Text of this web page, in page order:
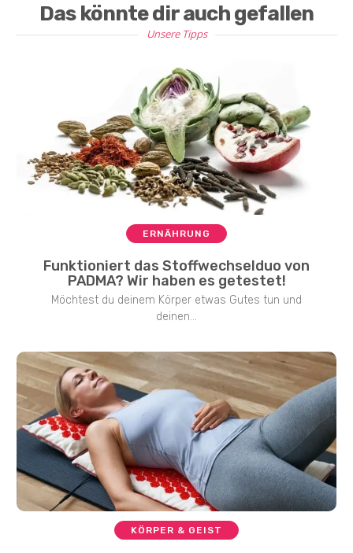
Das könnte dir auch gefallen
Unsere Tipps
ERNÄHRUNG
Funktioniert das Stoffwechselduo von
PADMA? Wir haben es getestet!
Möchtest du deinem Körper etwas Gutes tun und
deinen...
KÖRPER & GEIST